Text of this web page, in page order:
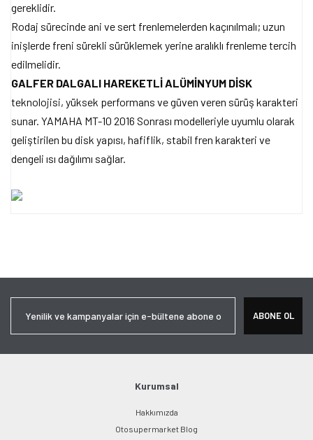
gereklidir.
Rodaj sürecinde ani ve sert frenlemelerden kaçınılmalı; uzun
inişlerde freni sürekli sürüklemek yerine aralıklı frenleme tercih
edilmelidir.
GALFER DALGALI HAREKETLİ ALÜMİNYUM DİSK
teknolojisi, yüksek performans ve güven veren sürüş karakteri
sunar. YAMAHA MT-10 2016 Sonrası modelleriyle uyumlu olarak
geliştirilen bu disk yapısı, hafiflik, stabil fren karakteri ve
dengeli ısı dağılımı sağlar.
Ürün açıklamasında eksik bilgiler bulunuyor.
Bu ürüne benzer farklı alternatifler olmalı.
ABONE OL
Kurumsal
Hakkımızda
Otosupermarket Blog